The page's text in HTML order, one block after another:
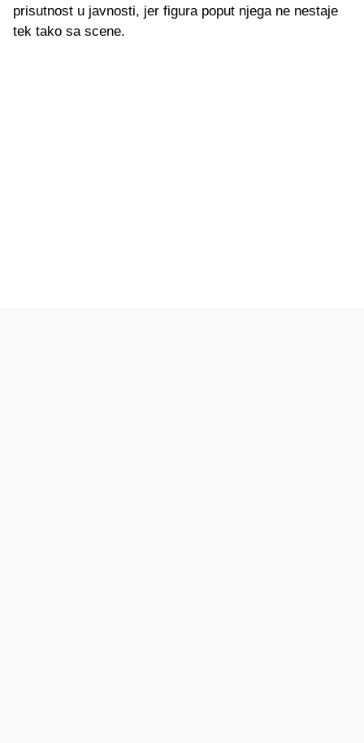
prisutnost u javnosti, jer figura poput njega ne nestaje
tek tako sa scene.